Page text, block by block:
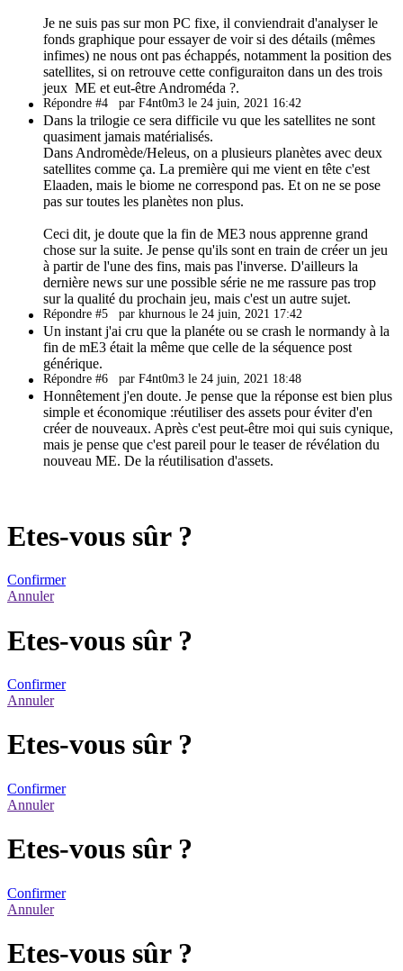
Je ne suis pas sur mon PC fixe, il conviendrait d'analyser le
fonds graphique pour essayer de voir si des détails (mêmes
infimes) ne nous ont pas échappés, notamment la position des
satellites, si on retrouve cette configuraiton dans un des trois
jeux ME et eut-être Androméda ?.
Répondre #4 par F4nt0m3 le 24 juin, 2021 16:42
Dans la trilogie ce sera difficile vu que les satellites ne sont
quasiment jamais matérialisés.
Dans Andromède/Heleus, on a plusieurs planètes avec deux
satellites comme ça. La première qui me vient en tête c'est
Elaaden, mais le biome ne correspond pas. Et on ne se pose
pas sur toutes les planètes non plus.
Ceci dit, je doute que la fin de ME3 nous apprenne grand
chose sur la suite. Je pense qu'ils sont en train de créer un jeu
à partir de l'une des fins, mais pas l'inverse. D'ailleurs la
dernière news sur une possible série ne me rassure pas trop
sur la qualité du prochain jeu, mais c'est un autre sujet.
Répondre #5 par khurnous le 24 juin, 2021 17:42
Un instant j'ai cru que la planéte ou se crash le normandy à la
fin de mE3 était la même que celle de la séquence post
générique.
Répondre #6 par F4nt0m3 le 24 juin, 2021 18:48
Honnêtement j'en doute. Je pense que la réponse est bien plus
simple et économique :réutiliser des assets pour éviter d'en
créer de nouveaux. Après c'est peut-être moi qui suis cynique,
mais je pense que c'est pareil pour le teaser de révélation du
nouveau ME. De la réutilisation d'assets.
Etes-vous sûr ?
Confirmer
Annuler
Etes-vous sûr ?
Confirmer
Annuler
Etes-vous sûr ?
Confirmer
Annuler
Etes-vous sûr ?
Confirmer
Annuler
Etes-vous sûr ?